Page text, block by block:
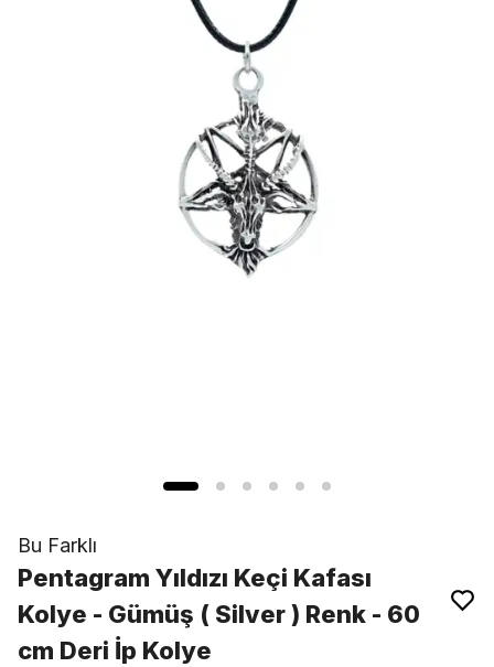
Bu Farklı
Pentagram Yıldızı Keçi Kafası
Kolye - Gümüş ( Silver ) Renk - 60
cm Deri İp Kolye